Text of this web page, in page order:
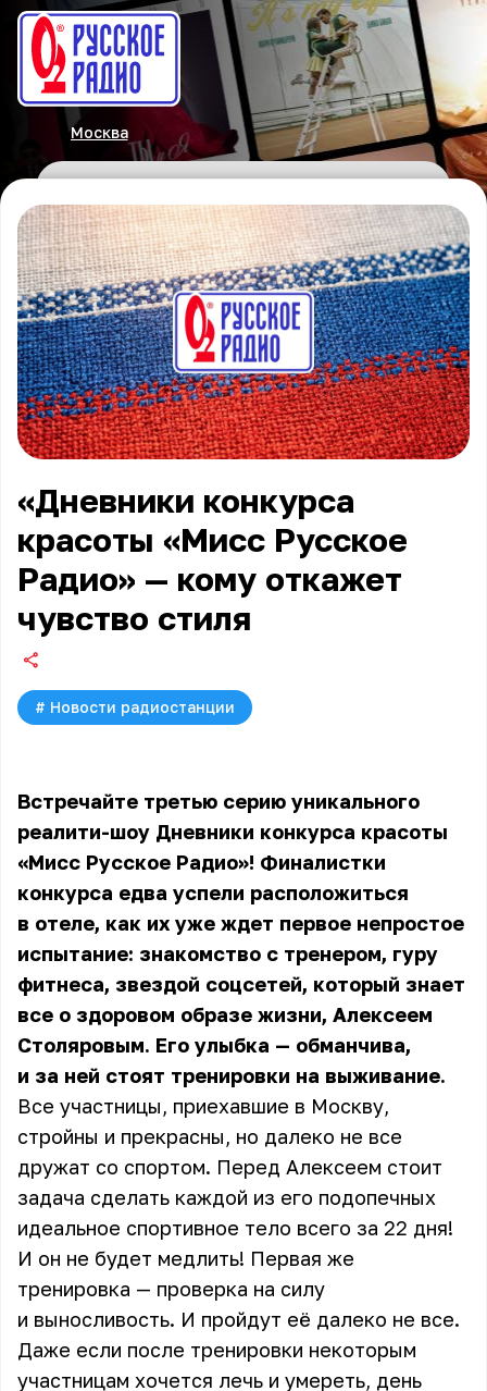
Москва
«Дневники конкурса
красоты «Мисс Русское
Радио» — кому откажет
чувство стиля
# Новости радиостанции
Встречайте третью серию уникального
реалити-шоу Дневники конкурса красоты
«Мисс Русское Радио»! Финалистки
конкурса едва успели расположиться
в отеле, как их уже ждет первое непростое
испытание: знакомство с тренером, гуру
фитнеса, звездой соцсетей, который знает
все о здоровом образе жизни, Алексеем
Столяровым. Его улыбка — обманчива,
и за ней стоят тренировки на выживание.
Все участницы, приехавшие в Москву,
стройны и прекрасны, но далеко не все
дружат со спортом. Перед Алексеем стоит
задача сделать каждой из его подопечных
идеальное спортивное тело всего за 22 дня!
И он не будет медлить! Первая же
тренировка — проверка на силу
и выносливость. И пройдут её далеко не все.
Даже если после тренировки некоторым
участницам хочется лечь и умереть, день